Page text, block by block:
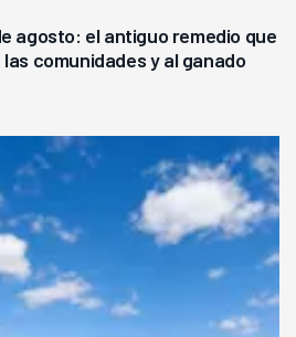
agosto: el antiguo remedio que
comunidades y al ganado